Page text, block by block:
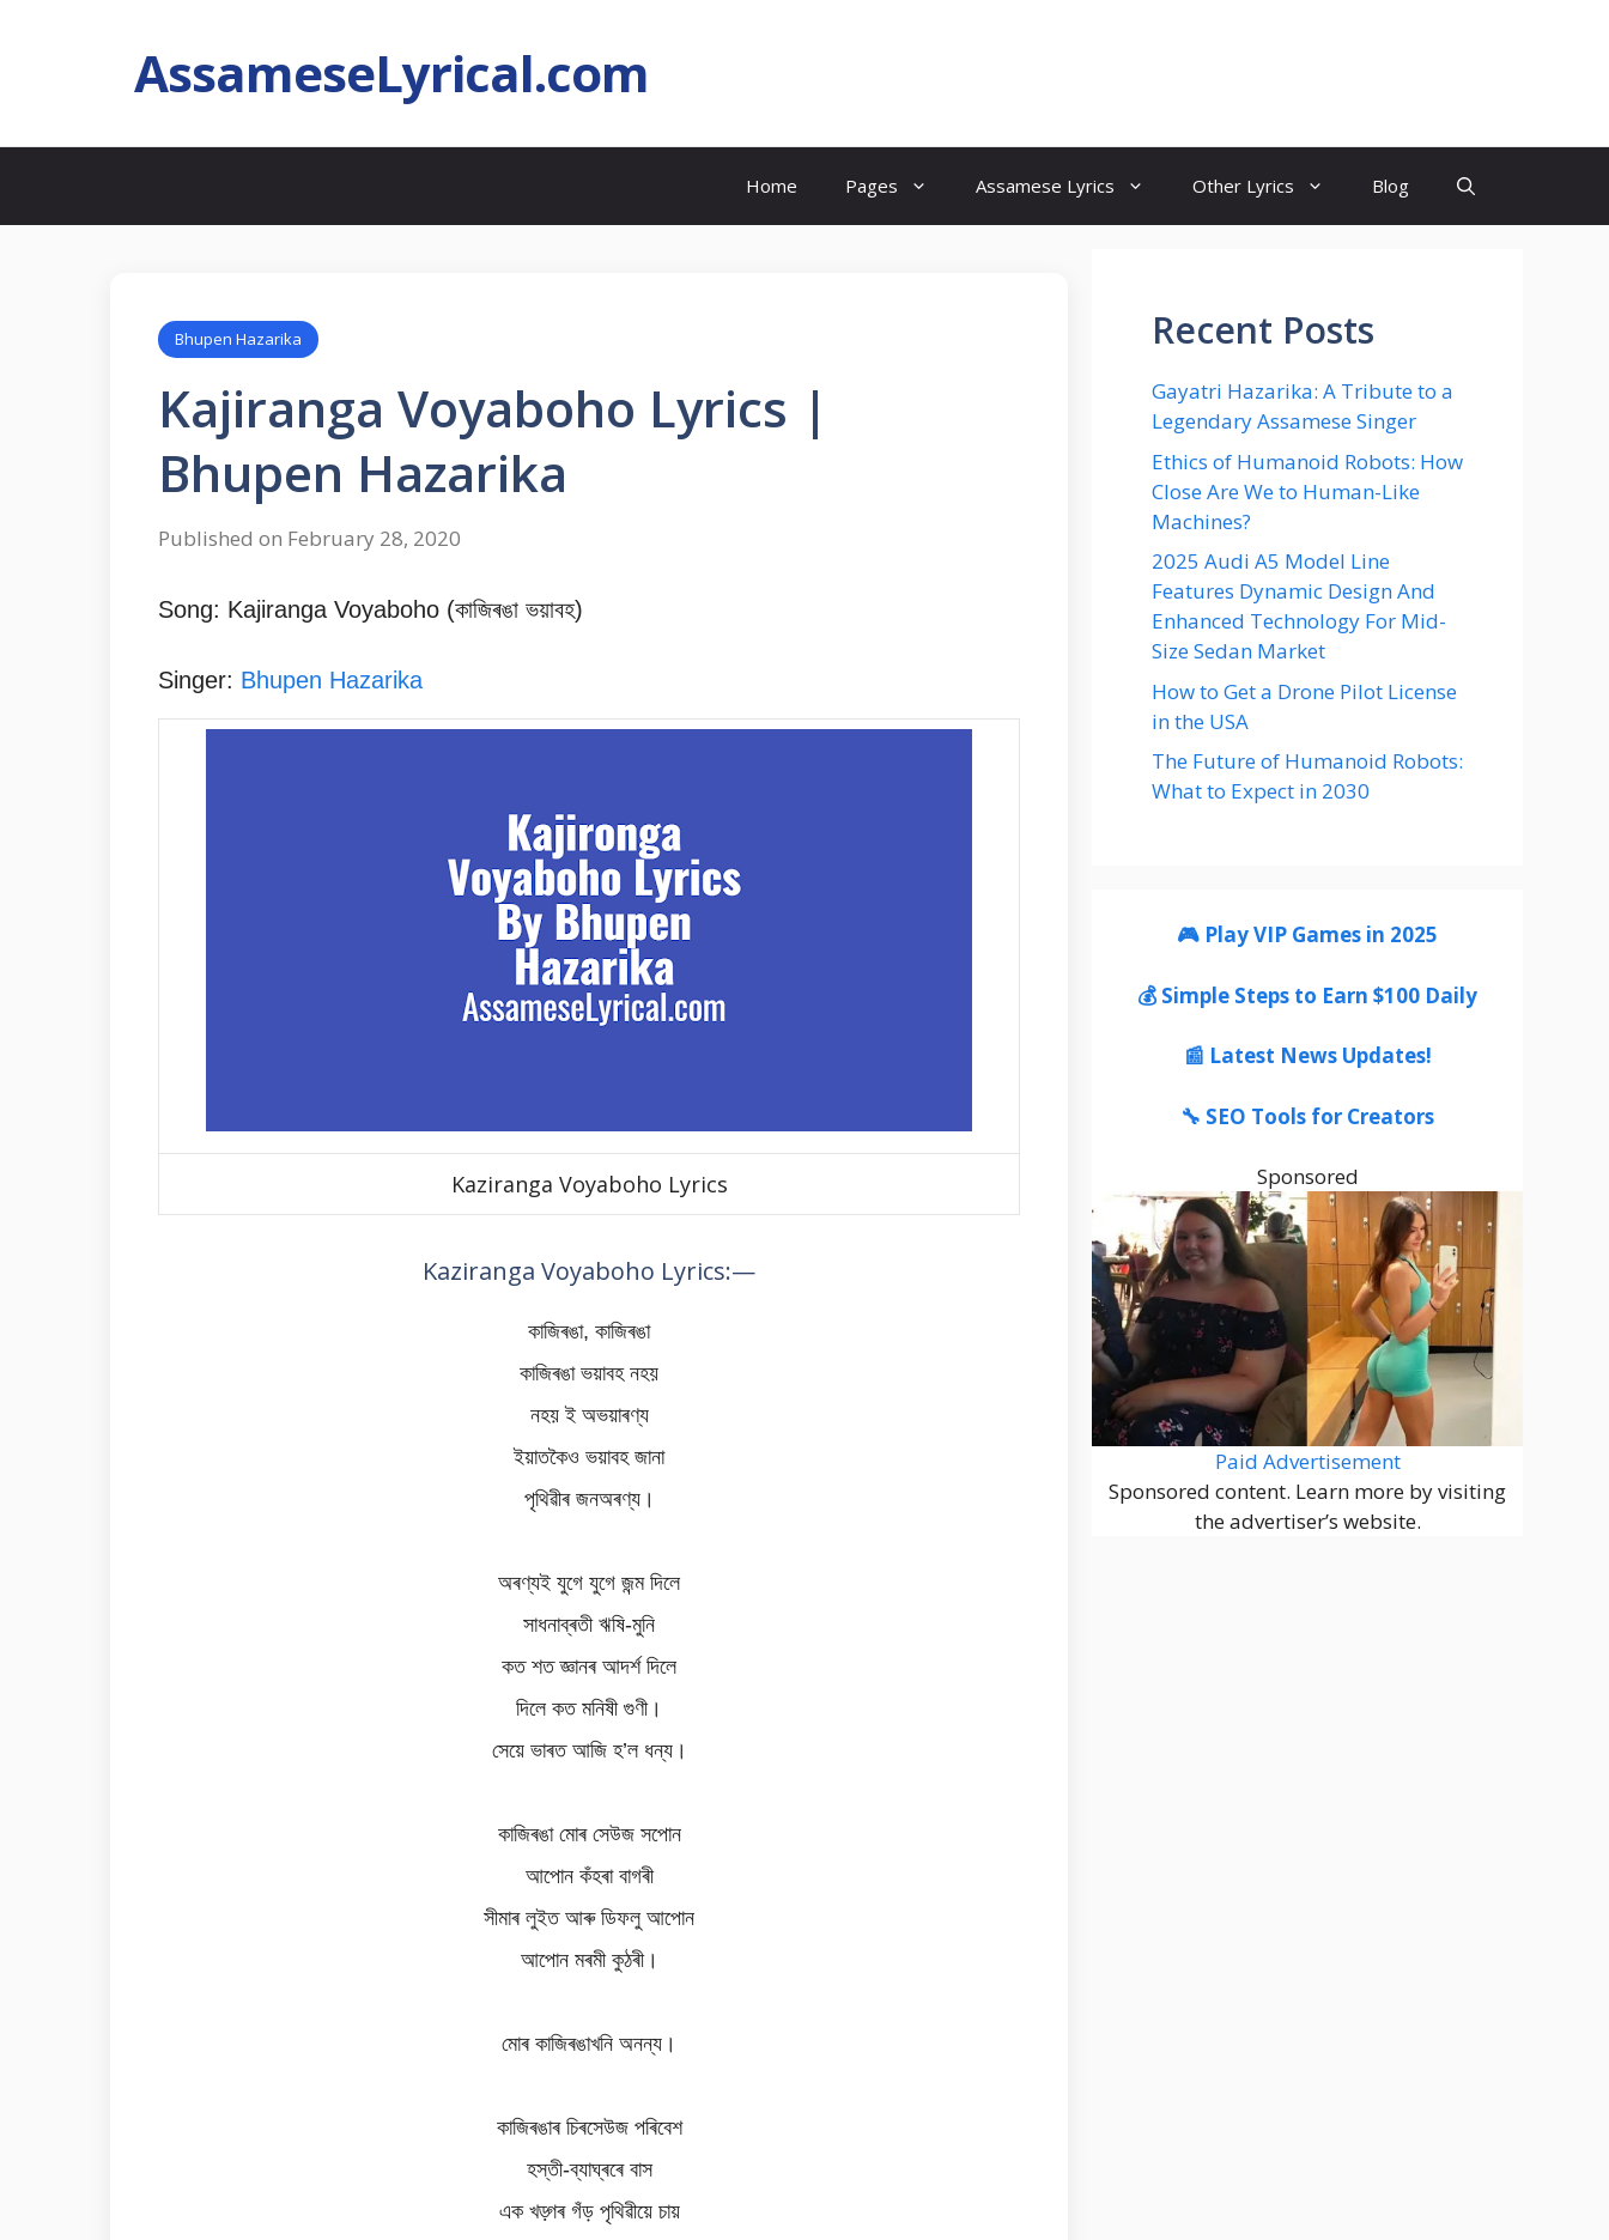
AssameseLyrical.com
Home Pages Assamese Lyrics Other Lyrics Blog
Bhupen Hazarika
Kajiranga Voyaboho Lyrics |
Bhupen Hazarika
Published on February 28, 2020
Song: Kajiranga Voyaboho (কাজিৰঙা ভয়াবহ)
Singer: Bhupen Hazarika
Kaziranga Voyaboho Lyrics
Kaziranga Voyaboho Lyrics:—
কাজিৰঙা, কাজিৰঙা
কাজিৰঙা ভয়াবহ নহয়
নহয় ই অভয়াৰণ্য
ইয়াতকৈও ভয়াবহ জানা
পৃথিৱীৰ জনঅৰণ্য।
অৰণ্যই যুগে যুগে জন্ম দিলে
সাধনাব্ৰতী ঋষি-মুনি
কত শত জ্ঞানৰ আদৰ্শ দিলে
দিলে কত মনিষী গুণী।
সেয়ে ভাৰত আজি হ’ল ধন্য।
কাজিৰঙা মোৰ সেউজ সপোন
আপোন কঁহৰা বাগৰী
সীমাৰ লুইত আৰু ডিফলু আপোন
আপোন মৰমী কুঠৰী।
মোৰ কাজিৰঙাখনি অনন্য।
কাজিৰঙাৰ চিৰসেউজ পৰিবেশ
হস্তী-ব্যাঘ্ৰৰে বাস
এক খড়্গৰ গঁড় পৃথিৱীয়ে চায়
Recent Posts
Gayatri Hazarika: A Tribute to a
Legendary Assamese Singer
Ethics of Humanoid Robots: How
Close Are We to Human-Like
Machines?
2025 Audi A5 Model Line
Features Dynamic Design And
Enhanced Technology For Mid-
Size Sedan Market
How to Get a Drone Pilot License
in the USA
The Future of Humanoid Robots:
What to Expect in 2030
🎮 Play VIP Games in 2025
💰 Simple Steps to Earn $100 Daily
📰 Latest News Updates!
🔧 SEO Tools for Creators
Sponsored
Paid Advertisement
Sponsored content. Learn more by visiting
the advertiser’s website.